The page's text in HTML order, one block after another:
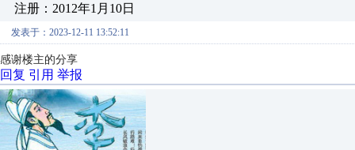
注册：2012年1月10日
发表于：2023-12-11 13:52:11
感谢楼主的分享
回复 引用 举报